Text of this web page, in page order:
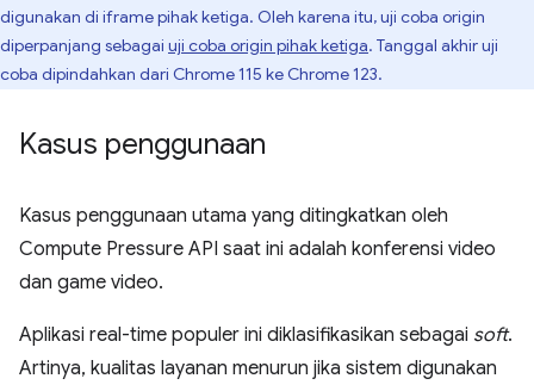
digunakan di iframe pihak ketiga. Oleh karena itu, uji coba origin
diperpanjang sebagai uji coba origin pihak ketiga. Tanggal akhir uji
coba dipindahkan dari Chrome 115 ke Chrome 123.
Kasus penggunaan
Kasus penggunaan utama yang ditingkatkan oleh
Compute Pressure API saat ini adalah konferensi video
dan game video.
Aplikasi real-time populer ini diklasifikasikan sebagai soft.
Artinya, kualitas layanan menurun jika sistem digunakan